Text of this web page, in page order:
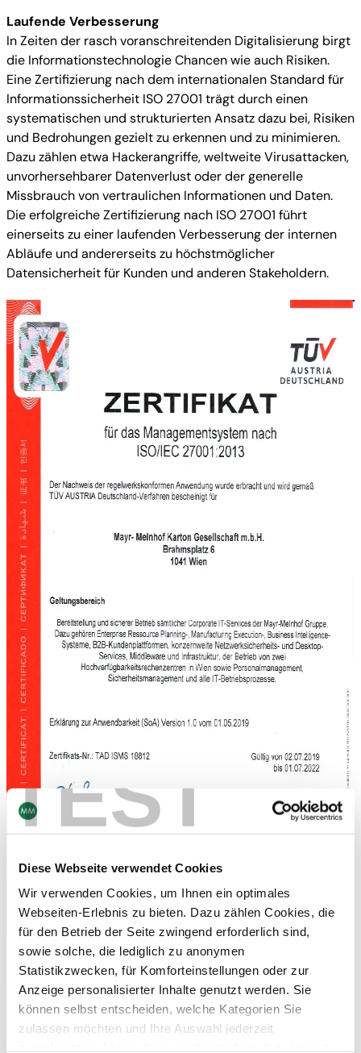
TEST
Diese Webseite verwendet Cookies
Wir verwenden Cookies, um Ihnen ein optimales
Webseiten-Erlebnis zu bieten. Dazu zählen Cookies, die
für den Betrieb der Seite zwingend erforderlich sind,
sowie solche, die lediglich zu anonymen
Statistikzwecken, für Komforteinstellungen oder zur
Anzeige personalisierter Inhalte genutzt werden. Sie
können selbst entscheiden, welche Kategorien Sie
zulassen möchten und Ihre Auswahl jederzeit
Laufende Verbesserung
In Zeiten der rasch voranschreitenden Digitalisierung birgt
die Informationstechnologie Chancen wie auch Risiken.
Eine Zertifizierung nach dem internationalen Standard für
Informationssicherheit ISO 27001 trägt durch einen
systematischen und strukturierten Ansatz dazu bei, Risiken
und Bedrohungen gezielt zu erkennen und zu minimieren.
Dazu zählen etwa Hackerangriffe, weltweite Virusattacken,
unvorhersehbarer Datenverlust oder der generelle
Missbrauch von vertraulichen Informationen und Daten.
Die erfolgreiche Zertifizierung nach ISO 27001 führt
einerseits zu einer laufenden Verbesserung der internen
Abläufe und andererseits zu höchstmöglicher
Datensicherheit für Kunden und anderen Stakeholdern.
Die Zertifizierung nach ISO 27001 unterstreicht